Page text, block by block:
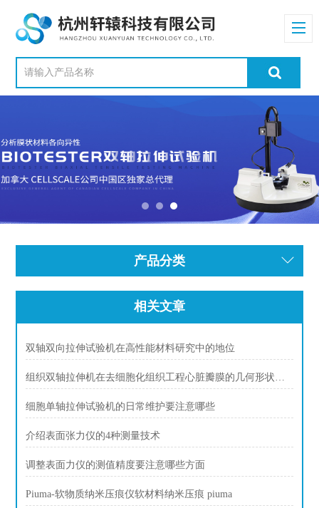
产品分类
相关文章
双轴双向拉伸试验机在高性能材料研究中的地位
组织双轴拉伸机在去细胞化组织工程心脏瓣膜的几何形状，以防止小叶缩回
细胞单轴拉伸试验机的日常维护要注意哪些
介绍表面张力仪的4种测量技术
调整表面力仪的测值精度要注意哪些方面
Piuma-软物质纳米压痕仪软材料纳米压痕 piuma